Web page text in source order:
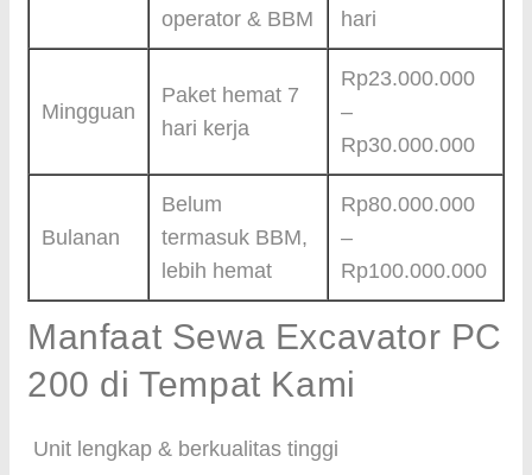
operator & BBM
hari
Mingguan
Paket hemat 7
hari kerja
Rp23.000.000
–
Rp30.000.000
Bulanan
Belum
termasuk BBM,
lebih hemat
Rp80.000.000
–
Rp100.000.000
Manfaat Sewa Excavator PC
200 di Tempat Kami
Unit lengkap & berkualitas tinggi